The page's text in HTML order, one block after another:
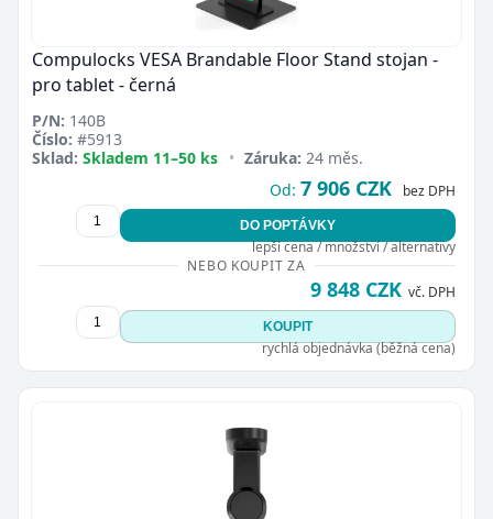
Compulocks VESA Brandable Floor Stand stojan -
pro tablet - černá
P/N: 140B
Číslo: #5913
Sklad: Skladem 11–50 ks • Záruka: 24 měs.
Od: 7 906 CZK bez DPH
DO POPTÁVKY
lepší cena / množství / alternativy
NEBO KOUPIT ZA
9 848 CZK vč. DPH
KOUPIT
rychlá objednávka (běžná cena)